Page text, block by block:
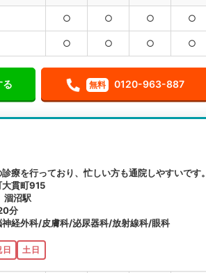
○ ○ ○ ○
○ ○ ○ ○
る 無料 0120-963-887
療を行っており、忙しい方も通院しやすいです。
大貫町915
沼駅
分
経外科/皮膚科/泌尿器科/放射線科/眼科
日 土日